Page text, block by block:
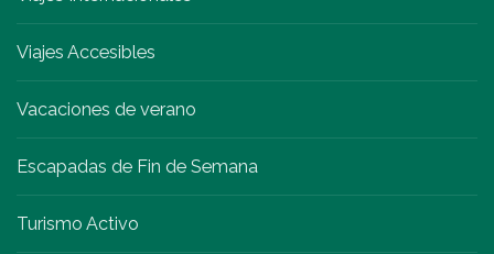
Viajes Accesibles
Vacaciones de verano
Escapadas de Fin de Semana
Turismo Activo